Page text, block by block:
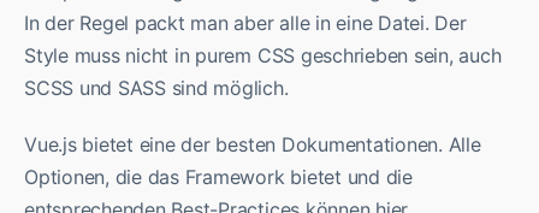
In der Regel packt man aber alle in eine Datei. Der
Style muss nicht in purem CSS geschrieben sein, auch
SCSS und SASS sind möglich.
Vue.js bietet eine der besten Dokumentationen. Alle
Optionen, die das Framework bietet und die